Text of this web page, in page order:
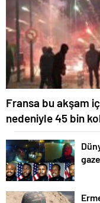
Fransa bu akşam
nedeniyle 45 bin